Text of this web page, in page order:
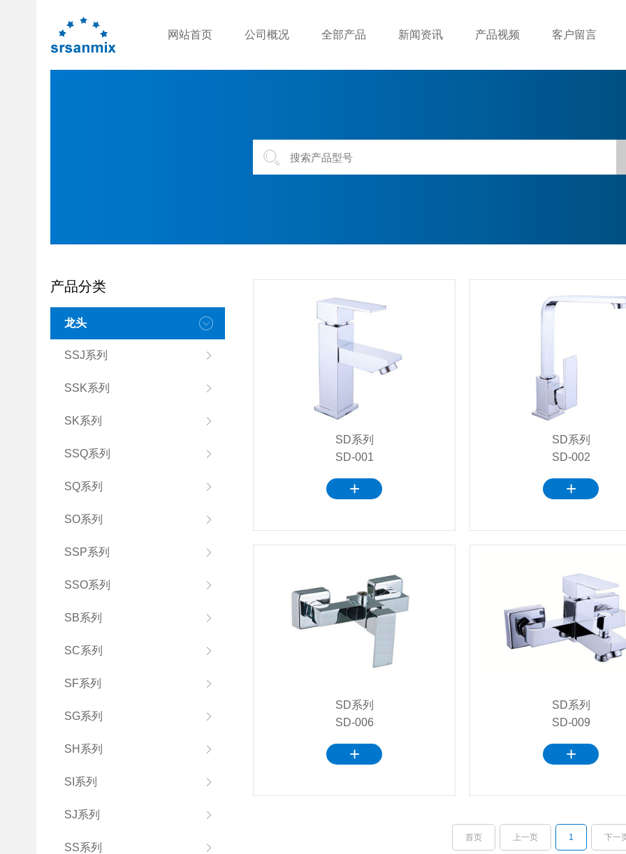
网站首页 公司概况 全部产品 新闻资讯 产品视频 客户留言
产品分类
龙头
SSJ系列
SSK系列
SK系列
SSQ系列
SQ系列
SO系列
SSP系列
SSO系列
SB系列
SC系列
SF系列
SG系列
SH系列
SI系列
SJ系列
SS系列
SD系列
SD-001
+
SD系列
SD-002
+
SD系列
SD-006
+
SD系列
SD-009
+
首页 上一页 1 下一